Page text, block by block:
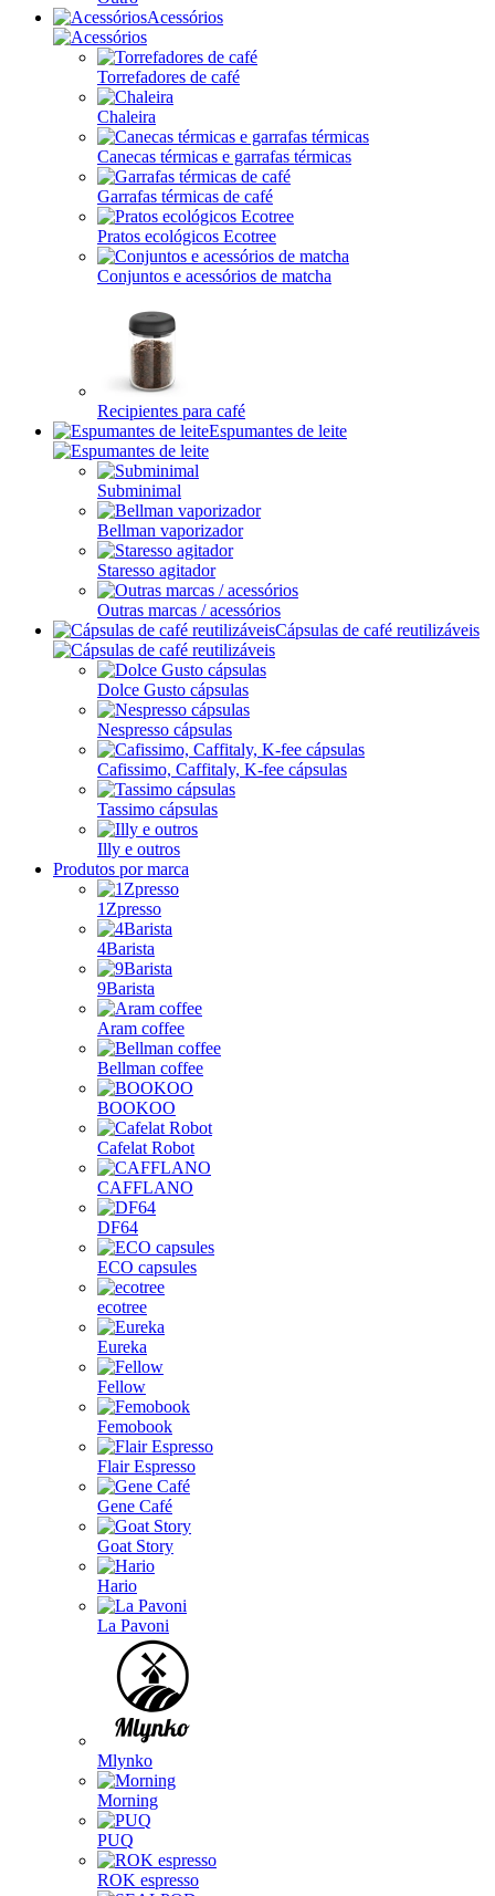
Acessórios
Torrefadores de café
Chaleira
Canecas térmicas e garrafas térmicas
Garrafas térmicas de café
Pratos ecológicos Ecotree
Conjuntos e acessórios de matcha
Recipientes para café
Espumantes de leite
Subminimal
Bellman vaporizador
Staresso agitador
Outras marcas / acessórios
Cápsulas de café reutilizáveis
Dolce Gusto cápsulas
Nespresso cápsulas
Cafissimo, Caffitaly, K-fee cápsulas
Tassimo cápsulas
Illy e outros
Produtos por marca
1Zpresso
4Barista
9Barista
Aram coffee
Bellman coffee
BOOKOO
Cafelat Robot
CAFFLANO
DF64
ECO capsules
ecotree
Eureka
Fellow
Femobook
Flair Espresso
Gene Café
Goat Story
Hario
La Pavoni
Mlynko
Morning
PUQ
ROK espresso